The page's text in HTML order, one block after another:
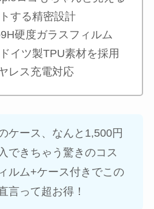
する精密設計
硬度ガラスフィルム
イツ製TPU素材を採用
レス充電対応
ケース、なんと1,500円
できちゃう驚きのコス
ルム+ケース付きでこの
言って超お得！